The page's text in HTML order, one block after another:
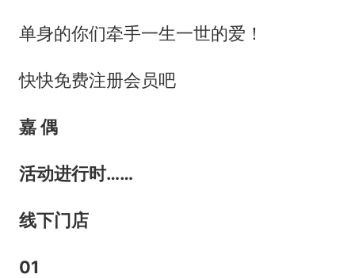
单身的你们牵手一生一世的爱！
快快免费注册会员吧
嘉 偶
活动进行时……
线下门店
01